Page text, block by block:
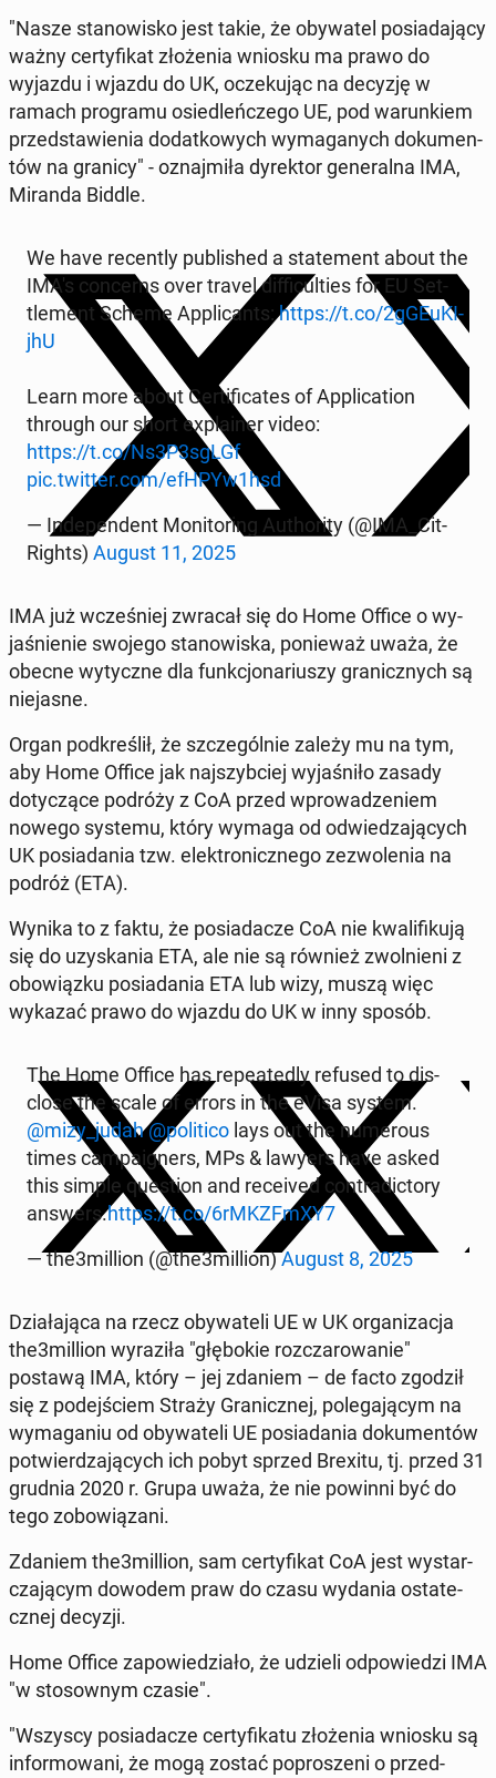
"Nasze stanowisko jest takie, że oby­wa­tel posi­ada­ją­cy
ważny cer­ty­fikat złoże­nia wniosku ma prawo do
wyjazdu i wjazdu do UK, oczeku­jąc na decyzję w
ramach pro­gra­mu osiedleńczego UE, pod warunk­iem
przed­staw­ienia do­datkowych wyma­ganych doku­men­
tów na granicy" - oz­na­jmiła dyrek­tor gen­er­al­na IMA,
Miranda Biddle.
We have re­cent­ly pub­lished a state­ment about the
IMA's con­cerns over travel dif­fi­cul­ties for EU Set­
tle­ment Scheme Ap­pli­cants:https://t.co/2gGEuK­I­
jhU
Learn more about Cer­tifi­cates of Ap­pli­ca­tion
through our short ex­plain­er video:
https://t.co/Ns3P3sgLGf
pic.twitter.com/efHPYw1hsd
— In­de­pen­dent Mon­i­tor­ing Au­thor­i­ty (@IMA_Cit­
Rights) August 11, 2025
IMA już wcześniej zwracał się do Home Office o wy­
jaśnie­nie swojego stanowiska, ponieważ uważa, że
obecne wyty­czne dla funkcjonar­iuszy granicznych są
nie­jasne.
Organ pod­kreślił, że szczegól­nie zależy mu na tym,
aby Home Office jak na­jszy­b­ciej wy­jaśniło zasady
doty­czące podróży z CoA przed wprowadze­niem
nowego systemu, który wymaga od odwiedza­ją­cych
UK posi­ada­nia tzw. elek­tron­icznego zez­wole­nia na
podróż (ETA).
Wynika to z faktu, że posi­adacze CoA nie kwal­i­fiku­ją
się do uzyska­nia ETA, ale nie są również zwol­nieni z
obow­iązku posi­ada­nia ETA lub wizy, muszą więc
wykazać prawo do wjazdu do UK w inny sposób.
The Home Office has re­peat­ed­ly refused to dis­
close the scale of errors in the eVisa system.
@mizy_judah@politi­co lays out the nu­mer­ous
times cam­paign­ers, MPs & lawyers have asked
this simple ques­tion and re­ceived con­tra­dic­to­ry
answers.https://t.co/6rMKZFmXY7
— the3million (@the3million)August 8, 2025
Dzi­ała­ją­ca na rzecz oby­wa­teli UE w UK or­ga­ni­za­c­ja
the3million wyraz­iła "głębok­ie rozczarowanie"
postawą IMA, który – jej zdaniem – de facto zgodził
się z pode­jś­ciem Straży Granicznej, pole­ga­ją­cym na
wyma­ganiu od oby­wa­teli UE posi­ada­nia doku­men­tów
potwierdza­ją­cych ich pobyt sprzed Brexitu, tj. przed 31
grudnia 2020 r. Grupa uważa, że nie powinni być do
tego zobow­iązani.
Zdaniem the3million, sam cer­ty­fikat CoA jest wystar­
cza­ją­cym dowodem praw do czasu wydania os­tate­
cznej decyzji.
Home Office za­powiedzi­ało, że udzieli odpowiedzi IMA
"w stosownym czasie".
"Wszyscy posi­adacze cer­ty­fikatu złoże­nia wniosku są
in­for­mowani, że mogą zostać poproszeni o przed­